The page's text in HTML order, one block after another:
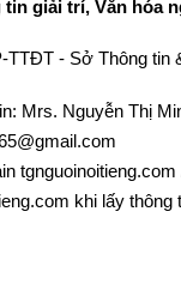
giải trí, Văn hóa
TTĐT - Sở Thông tin
Mrs. Nguyễn Thị
tgnguoinoitieng.com
khi lấy thông